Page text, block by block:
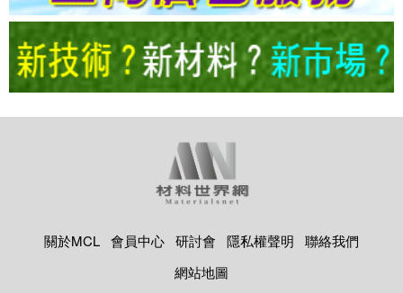
關於MCL 會員中心 研討會 隱私權聲明
聯絡我們
網站地圖